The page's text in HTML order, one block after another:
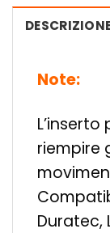
Note:
riempire
Duratec,